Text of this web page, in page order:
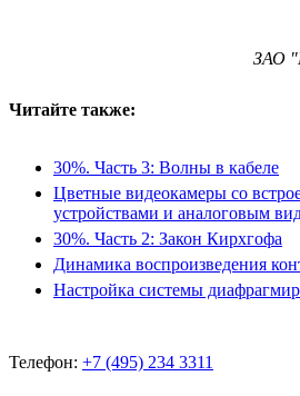
ЗАО
Читайте также:
30%. Часть 3: Волны в кабеле
Цветные видеокамеры со
устройствами и аналоговым
30%. Часть 2: Закон Кирхгофа
Динамика воспроизведения
Настройка системы
Телефон: +7 (495) 234 3311